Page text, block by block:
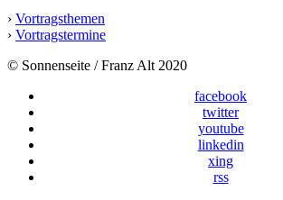
› Vortragsthemen
› Vortragstermine
© Sonnenseite / Franz Alt 2020
facebook
twitter
youtube
linkedin
xing
rss